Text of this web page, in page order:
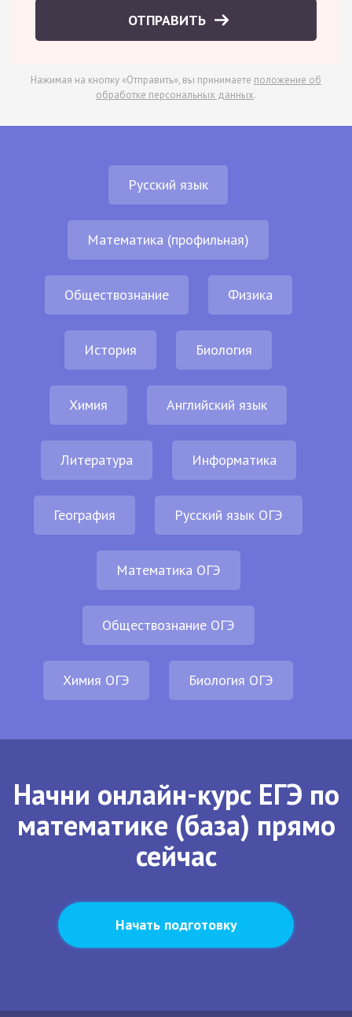
ОТПРАВИТЬ
Нажимая на кнопку «Отправить», вы принимаете положение об
обработке персональных данных.
Русский язык
Математика (профильная)
Обществознание Физика
История Биология
Химия Английский язык
Литература Информатика
География Русский язык ОГЭ
Математика ОГЭ
Обществознание ОГЭ
Химия ОГЭ Биология ОГЭ
Начни онлайн-курс ЕГЭ по
математике (база) прямо
сейчас
Начать подготовку